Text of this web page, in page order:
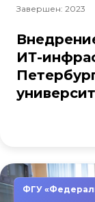
Завершен: 2023
ИТ-
ФГУ